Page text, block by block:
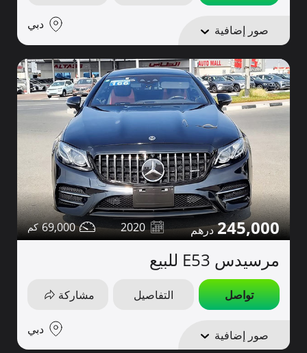
صور إضافية دبي
245,000
2020
69,000
مرسيدس E53 للبيع
تواصل التفاصيل مشاركة
صور إضافية دبي